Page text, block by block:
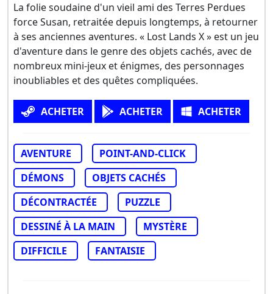
La folie soudaine d'un vieil ami des Terres Perdues
force Susan, retraitée depuis longtemps, à retourner
à ses anciennes aventures. « Lost Lands X » est un jeu
d'aventure dans le genre des objets cachés, avec de
nombreux mini-jeux et énigmes, des personnages
inoubliables et des quêtes compliquées.
ACHETER ACHETER ACHETER
AVENTURE
POINT-AND-CLICK
DÉMONS
OBJETS CACHÉS
DÉCONTRACTÉE
PUZZLE
DESSINÉ À LA MAIN
MYSTÈRE
DIFFICILE
FANTAISIE